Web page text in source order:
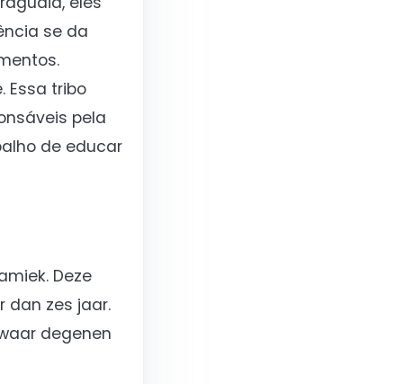
se da
Essa tribo
pela
de educar
Deze
dan zes jaar.
degenen